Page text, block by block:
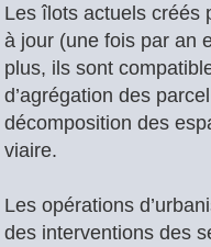
Les îlots actuels créés
à jour (une fois par an
plus, ils sont
d’agrégation des
décomposition des
viaire.
Les opérations
des interventions des